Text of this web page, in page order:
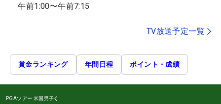
午前1:00〜午前7:15
TV放送予定一覧
賞金ランキング 年間日程 ポイント・成績
PGAツアー 米国男子